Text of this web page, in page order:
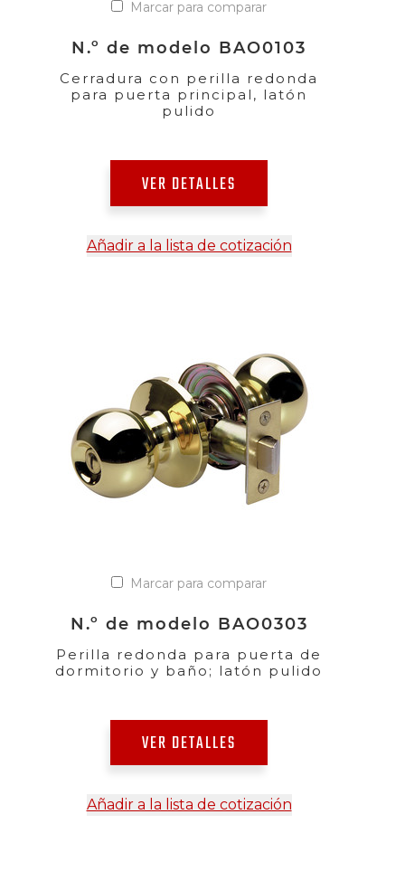
Marcar para comparar
N.º de modelo BAO0103
Cerradura con perilla redonda
para puerta principal, latón
pulido
VER DETALLES
Añadir a la lista de cotización
Marcar para comparar
N.º de modelo BAO0303
Perilla redonda para puerta de
dormitorio y baño; latón pulido
VER DETALLES
Añadir a la lista de cotización